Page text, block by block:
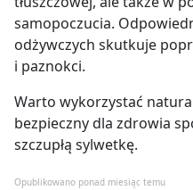
samopoczucia.
odżywczych skutkuje
i paznokci.
Warto wykorzystać
bezpieczny dla zdrowia
szczupłą sylwetkę.
Opublikowano ponad miesiąc temu